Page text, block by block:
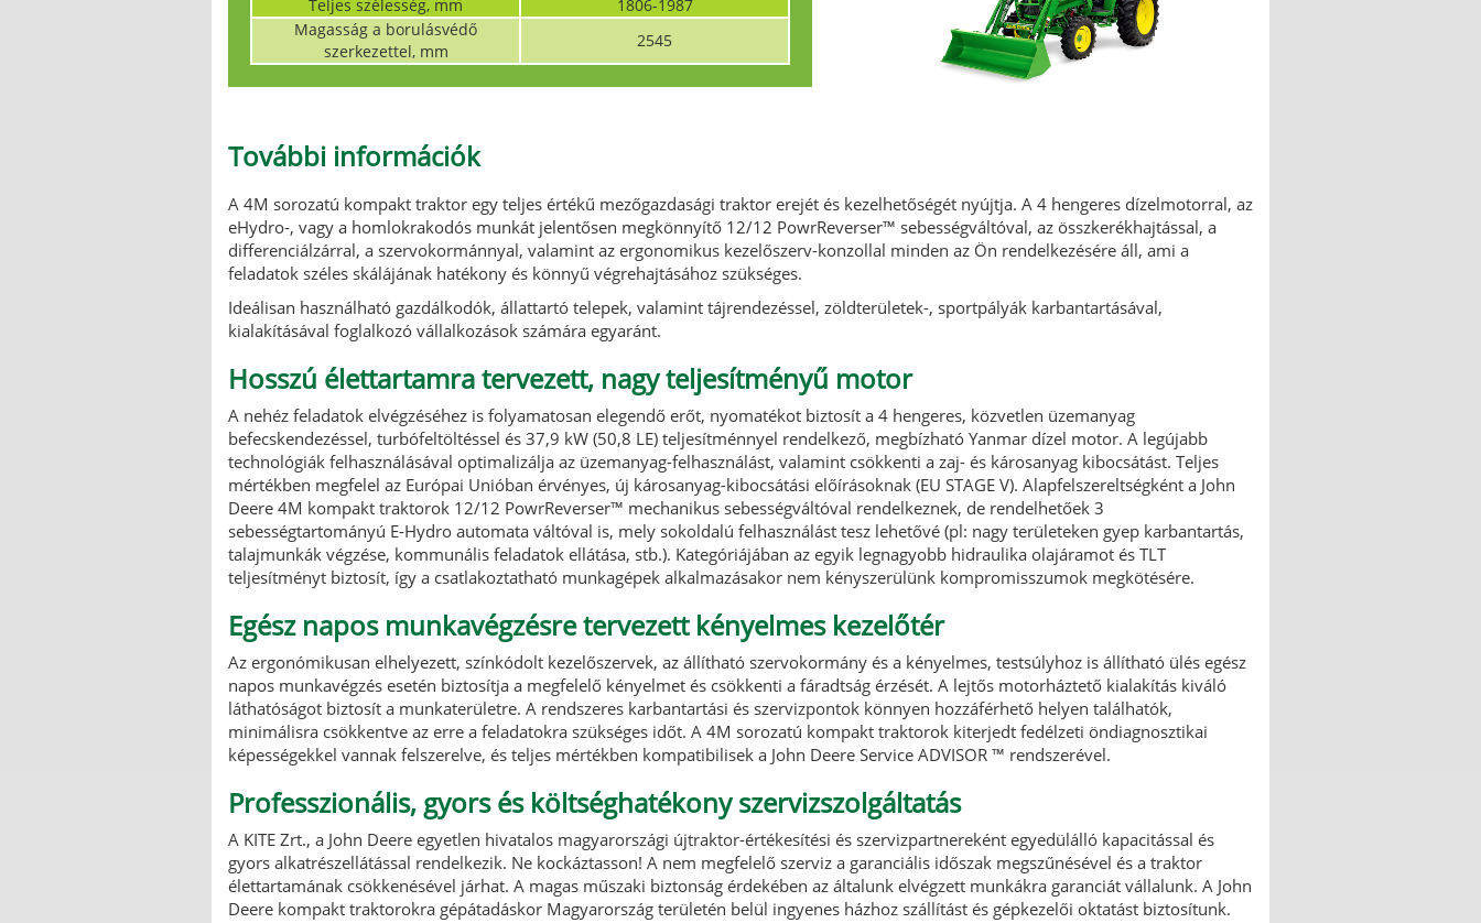
Teljes szélesség, mm
1806-1987
Magasság a borulásvédő
szerkezettel, mm
2545
További információk
A 4M sorozatú kompakt traktor egy teljes értékű mezőgazdasági traktor erejét és kezelhetőségét nyújtja. A 4 hengeres dízelmotorral, az
eHydro-, vagy a homlokrakodós munkát jelentősen megkönnyítő 12/12 PowrReverser™ sebességváltóval, az összkerékhajtással, a
differenciálzárral, a szervokormánnyal, valamint az ergonomikus kezelőszerv-konzollal minden az Ön rendelkezésére áll, ami a
feladatok széles skálájának hatékony és könnyű végrehajtásához szükséges.
Ideálisan használható gazdálkodók, állattartó telepek, valamint tájrendezéssel, zöldterületek-, sportpályák karbantartásával,
kialakításával foglalkozó vállalkozások számára egyaránt.
Hosszú élettartamra tervezett, nagy teljesítményű motor
A nehéz feladatok elvégzéséhez is folyamatosan elegendő erőt, nyomatékot biztosít a 4 hengeres, közvetlen üzemanyag
befecskendezéssel, turbófeltöltéssel és 37,9 kW (50,8 LE) teljesítménnyel rendelkező, megbízható Yanmar dízel motor. A legújabb
technológiák felhasználásával optimalizálja az üzemanyag-felhasználást, valamint csökkenti a zaj- és károsanyag kibocsátást. Teljes
mértékben megfelel az Európai Unióban érvényes, új károsanyag-kibocsátási előírásoknak (EU STAGE V). Alapfelszereltségként a John
Deere 4M kompakt traktorok 12/12 PowrReverser™ mechanikus sebességváltóval rendelkeznek, de rendelhetőek 3
sebességtartományú E-Hydro automata váltóval is, mely sokoldalú felhasználást tesz lehetővé (pl: nagy területeken gyep karbantartás,
talajmunkák végzése, kommunális feladatok ellátása, stb.). Kategóriájában az egyik legnagyobb hidraulika olajáramot és TLT
teljesítményt biztosít, így a csatlakoztatható munkagépek alkalmazásakor nem kényszerülünk kompromisszumok megkötésére.
Egész napos munkavégzésre tervezett kényelmes kezelőtér
Az ergonómikusan elhelyezett, színkódolt kezelőszervek, az állítható szervokormány és a kényelmes, testsúlyhoz is állítható ülés egész
napos munkavégzés esetén biztosítja a megfelelő kényelmet és csökkenti a fáradtság érzését. A lejtős motorháztető kialakítás kiváló
láthatóságot biztosít a munkaterületre. A rendszeres karbantartási és szervizpontok könnyen hozzáférhető helyen találhatók,
minimálisra csökkentve az erre a feladatokra szükséges időt. A 4M sorozatú kompakt traktorok kiterjedt fedélzeti öndiagnosztikai
képességekkel vannak felszerelve, és teljes mértékben kompatibilisek a John Deere Service ADVISOR ™ rendszerével.
Professzionális, gyors és költséghatékony szervizszolgáltatás
A KITE Zrt., a John Deere egyetlen hivatalos magyarországi újtraktor-értékesítési és szervizpartnereként egyedülálló kapacitással és
gyors alkatrészellátással rendelkezik. Ne kockáztasson! A nem megfelelő szerviz a garanciális időszak megszűnésével és a traktor
élettartamának csökkenésével járhat. A magas műszaki biztonság érdekében az általunk elvégzett munkákra garanciát vállalunk. A John
Deere kompakt traktorokra gépátadáskor Magyarország területén belül ingyenes házhoz szállítást és gépkezelői oktatást biztosítunk.